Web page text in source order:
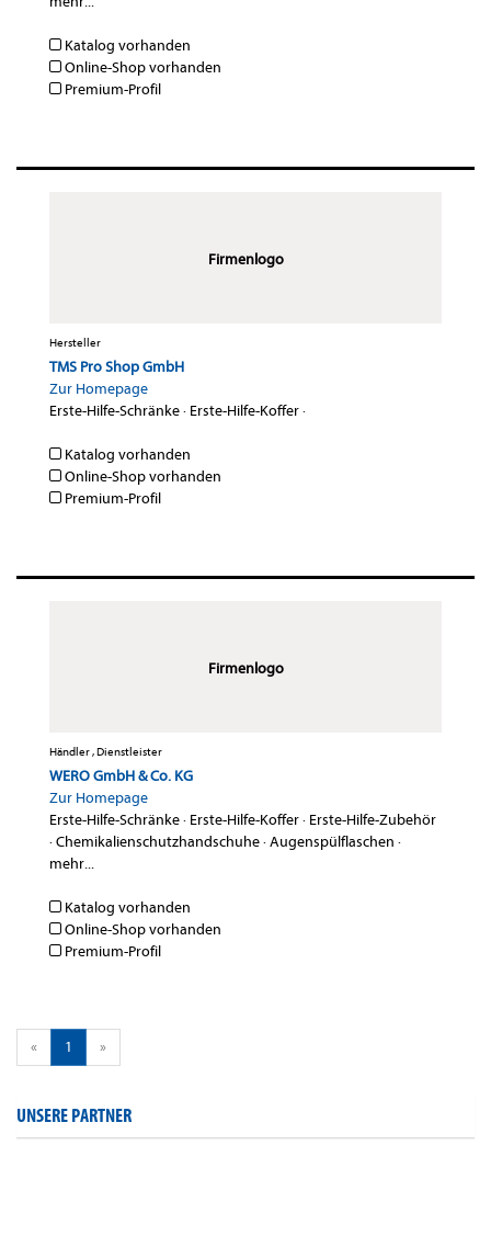
Katalog vorhanden
Online-Shop vorhanden
Premium-Profil
Firmenlogo
Hersteller
TMS Pro Shop GmbH
Zur Homepage
Erste-Hilfe-Schränke· Erste-Hilfe-Koffer·
Katalog vorhanden
Online-Shop vorhanden
Premium-Profil
Firmenlogo
Händler , Dienstleister
WERO GmbH & Co. KG
Zur Homepage
Erste-Hilfe-Schränke· Erste-Hilfe-Koffer· Erste-Hilfe-Zubehör
·Chemikalienschutzhandschuhe·Augenspülflaschen ·
mehr...
Katalog vorhanden
Online-Shop vorhanden
Premium-Profil
« 1 »
UNSERE PARTNER